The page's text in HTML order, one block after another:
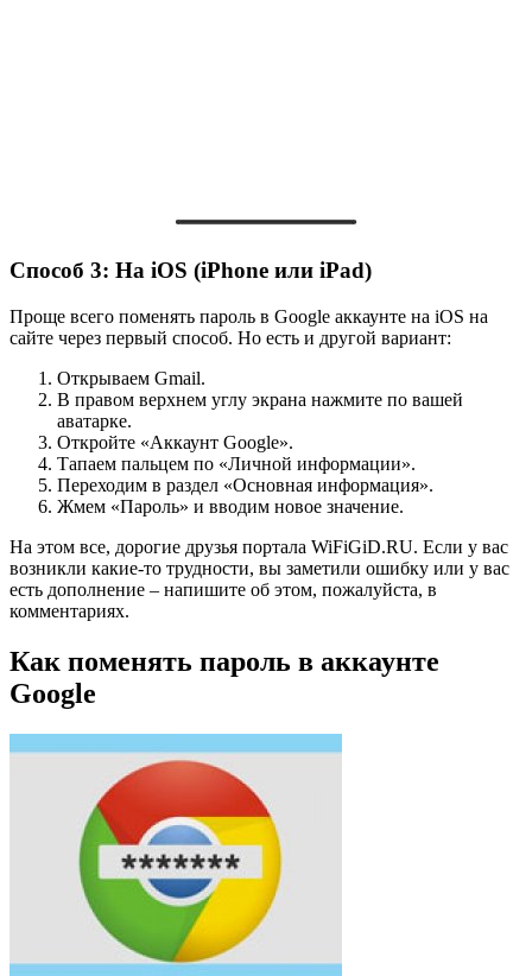
Способ 3: На iOS (iPhone или iPad)
Проще всего поменять пароль в Google аккаунте на iOS на
сайте через первый способ. Но есть и другой вариант:
Открываем Gmail.
В правом верхнем углу экрана нажмите по вашей
аватарке.
Откройте «Аккаунт Google».
Тапаем пальцем по «Личной информации».
Переходим в раздел «Основная информация».
Жмем «Пароль» и вводим новое значение.
На этом все, дорогие друзья портала WiFiGiD.RU. Если у вас
возникли какие-то трудности, вы заметили ошибку или у вас
есть дополнение – напишите об этом, пожалуйста, в
комментариях.
Как поменять пароль в аккаунте
Google